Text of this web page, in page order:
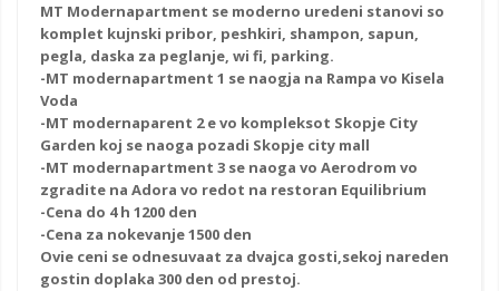
MT Modernapartment se moderno uredeni stanovi so
komplet kujnski pribor, peshkiri, shampon, sapun,
pegla, daska za peglanje, wi fi, parking.
-MT modernapartment 1 se naogja na Rampa vo Kisela
Voda
-MT modernaparent 2 e vo kompleksot Skopje City
Garden koj se naoga pozadi Skopje city mall
-MT modernapartment 3 se naoga vo Aerodrom vo
zgradite na Adora vo redot na restoran Equilibrium
-Cena do 4 h 1200 den
-Cena za nokevanje 1500 den
Ovie ceni se odnesuvaat za dvajca gosti,sekoj nareden
gostin doplaka 300 den od prestoj.